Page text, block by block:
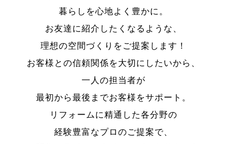
暮らしを心地よく豊かに。
お友達に紹介したくなるような、
理想の空間づくりをご提案します！
お客様との信頼関係を大切にしたいから、
一人の担当者が
最初から最後までお客様をサポート。
リフォームに精通した各分野の
経験豊富なプロのご提案で、